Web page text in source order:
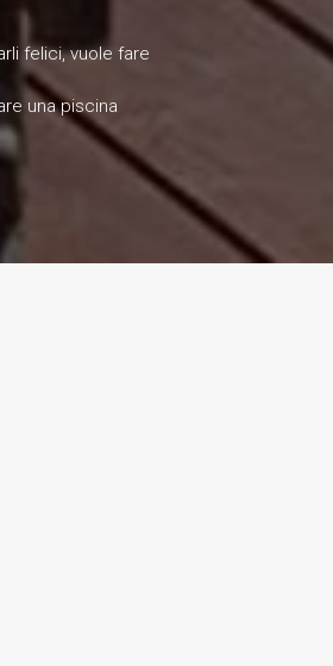
felici, vuole fare
una piscina